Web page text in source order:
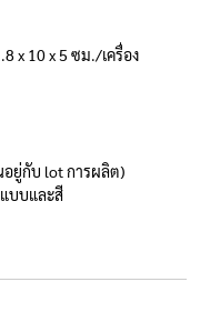
x 10 x 5 ซม./เครื่อง
ยู่กับ lot การผลิต)
บบและสี